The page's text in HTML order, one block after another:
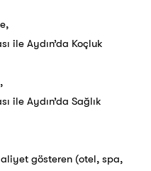
ile Aydın’da Koçluk
ile Aydın’da Sağlık
gösteren (otel, spa,